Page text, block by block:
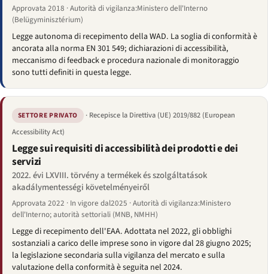
Approvata 2018 · Autorità di vigilanza:Ministero dell'Interno
(Belügyminisztérium)
Legge autonoma di recepimento della WAD. La soglia di conformità è
ancorata alla norma EN 301 549; dichiarazioni di accessibilità,
meccanismo di feedback e procedura nazionale di monitoraggio
sono tutti definiti in questa legge.
SETTORE PRIVATO
· Recepisce la Direttiva (UE) 2019/882 (European
Accessibility Act)
Legge sui requisiti di accessibilità dei prodotti e dei
servizi
2022. évi LXVIII. törvény a termékek és szolgáltatások
akadálymentességi követelményeiről
Approvata 2022 · In vigore dal2025 · Autorità di vigilanza:Ministero
dell'Interno; autorità settoriali (MNB, NMHH)
Legge di recepimento dell'EAA. Adottata nel 2022, gli obblighi
sostanziali a carico delle imprese sono in vigore dal 28 giugno 2025;
la legislazione secondaria sulla vigilanza del mercato e sulla
valutazione della conformità è seguita nel 2024.